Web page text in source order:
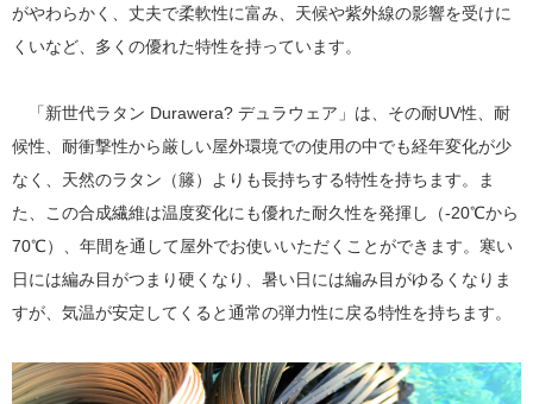
がやわらかく、丈夫で柔軟性に富み、天候や紫外線の影響を受けに
くいなど、多くの優れた特性を持っています。
「新世代ラタン Durawera? デュラウェア」は、その耐UV性、耐
候性、耐衝撃性から厳しい屋外環境での使用の中でも経年変化が少
なく、天然のラタン（籐）よりも長持ちする特性を持ちます。ま
た、この合成繊維は温度変化にも優れた耐久性を発揮し（-20℃から
70℃）、年間を通して屋外でお使いいただくことができます。寒い
日には編み目がつまり硬くなり、暑い日には編み目がゆるくなりま
すが、気温が安定してくると通常の弾力性に戻る特性を持ちます。